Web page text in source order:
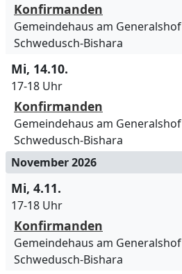
Konfirmanden
Gemeindehaus am Generalshof
Schwedusch-Bishara
Mi, 14.10.
17-18 Uhr
Konfirmanden
Gemeindehaus am Generalshof
Schwedusch-Bishara
November 2026
Mi, 4.11.
17-18 Uhr
Konfirmanden
Gemeindehaus am Generalshof
Schwedusch-Bishara